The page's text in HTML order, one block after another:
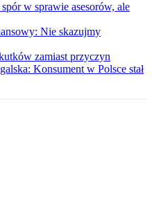
w sprawie asesorów, ale
Nie skazujmy
zamiast przyczyn
Konsument w Polsce stał